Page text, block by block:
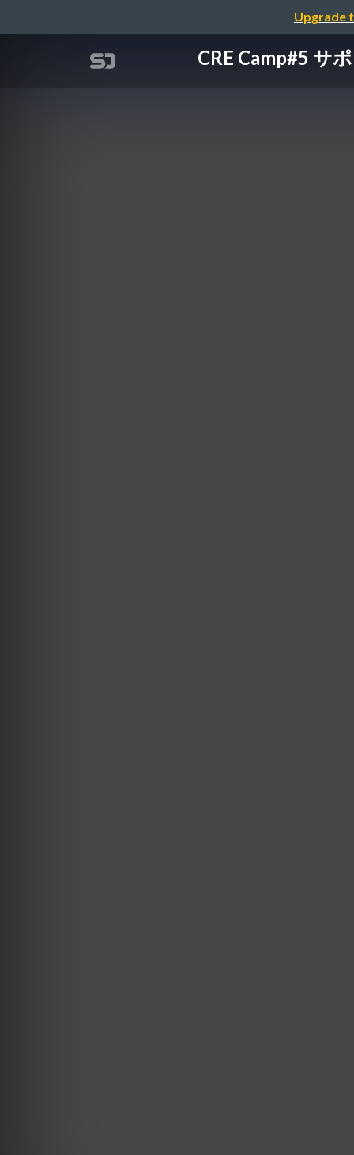
Upgrade
CRE Camp#5 サ